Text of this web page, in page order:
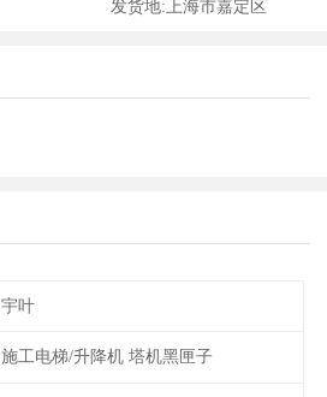
发货地:上海市嘉定区
宇叶
施工电梯/升降机 塔机黑匣子